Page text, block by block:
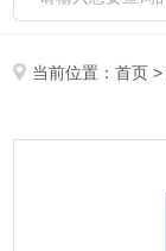
当前位置：首页 >